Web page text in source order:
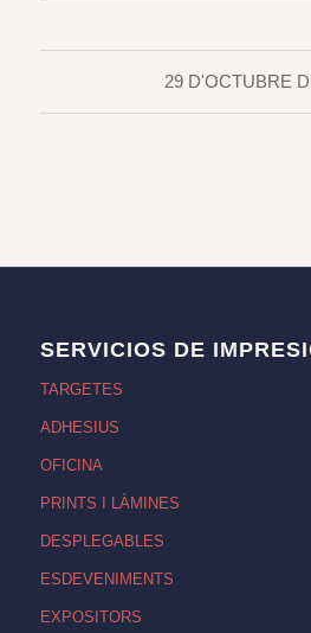
29 D'OCTUBRE
SERVICIOS DE
TARGETES
ADHESIUS
OFICINA
PRINTS I LÀMINES
DESPLEGABLES
ESDEVENIMENTS
EXPOSITORS